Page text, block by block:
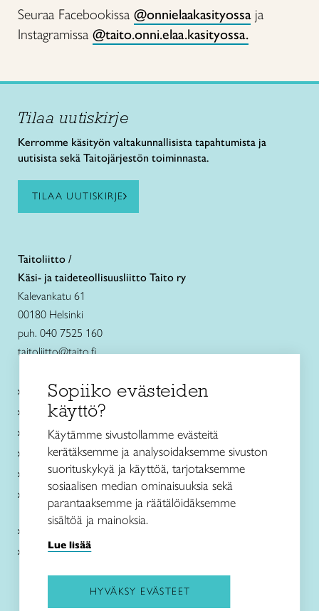
Seuraa Facebookissa @onnielaakasityossaja
Instagramissa @taito.onni.elaa.kasityossa.
Tilaa uutiskirje
Kerromme käsityön valtakunnallisista tapahtumista ja
uutisista sekä Taitojärjestön toiminnasta.
TILAA UUTISKIRJE
Taitoliitto /
Käsi- ja taideteollisuusliitto Taito ry
Kalevankatu 61
00180 Helsinki
puh. 040 7525 160
taitoliitto@taito.fi
Käsityökurssit ja koulutus
Ajankohtaista
Käsityöohjeet
Me olemme Taito
Paikallinen toiminta
Verkkokaupat
Kirjaudu Arviin
Kirjaudu Taitocampukseen
Sopiiko evästeiden
käyttö?
Käytämme sivustollamme evästeitä
kerätäksemme ja analysoidaksemme sivuston
suorituskykyä ja käyttöä, tarjotaksemme
sosiaalisen median ominaisuuksia sekä
parantaaksemme ja räätälöidäksemme
sisältöä ja mainoksia.
Lue lisää
HYVÄKSY EVÄSTEET